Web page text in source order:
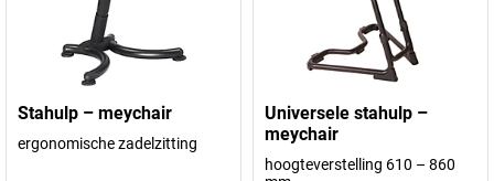
Stahulp – meychair
ergonomische zadelzitting
Universele stahulp –
meychair
hoogteverstelling 610 – 860